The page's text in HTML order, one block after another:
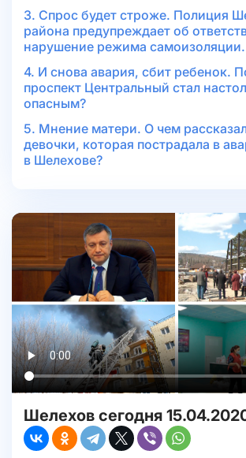
3. Спрос будет строже. Полиция
района предупреждает об
нарушение режима самоизоляции.
4. И снова авария, сбит ребенок.
проспект Центральный стал
опасным?
5. Мнение матери. О чем
девочки, которая пострадала в
в Шелехове?
Шелехов сегодня